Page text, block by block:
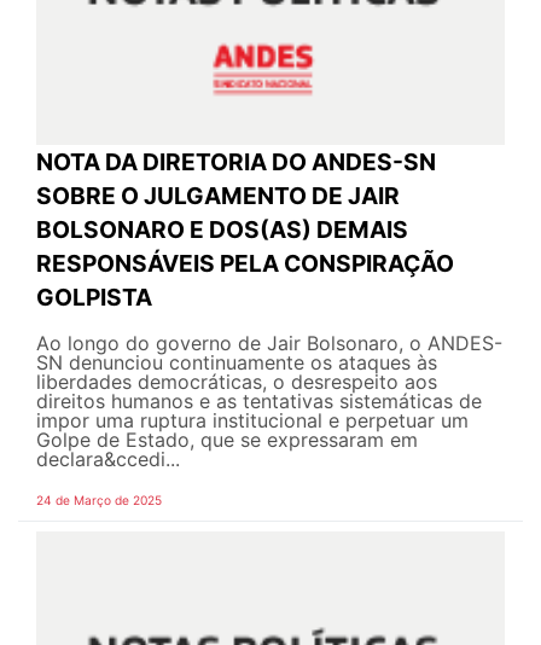
NOTA DA DIRETORIA DO ANDES-SN
SOBRE O JULGAMENTO DE JAIR
BOLSONARO E DOS(AS) DEMAIS
RESPONSÁVEIS PELA CONSPIRAÇÃO
GOLPISTA
Ao longo do governo de Jair Bolsonaro, o ANDES-
SN denunciou continuamente os ataques às
liberdades democráticas, o desrespeito aos
direitos humanos e as tentativas sistemáticas de
impor uma ruptura institucional e perpetuar um
Golpe de Estado, que se expressaram em
declara&ccedi...
24 de Março de 2025